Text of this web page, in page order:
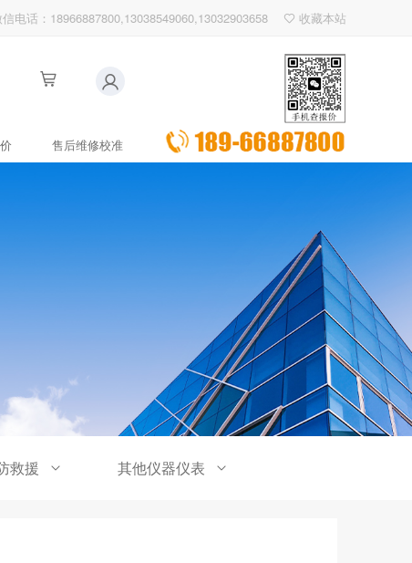
收藏本站
电话：18966887800,13038549060,13032903658
售后维修校准
救援 其他仪器仪表